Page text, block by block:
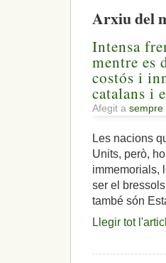
Arxiu del
Intensa
mentre es
costós i
catalans i
Afegit a sempre
Les nacions
Units, però,
immemorials,
ser el
també són
Llegir tot